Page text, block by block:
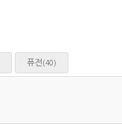
퓨전 (40)